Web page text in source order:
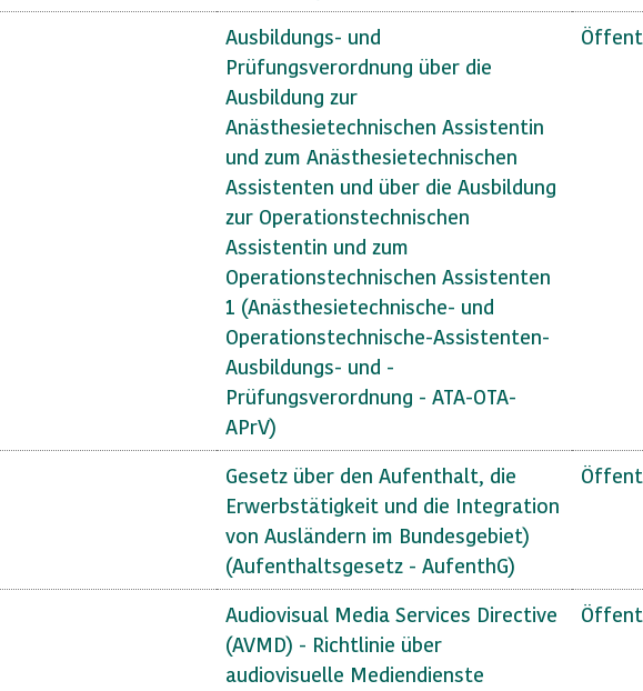
Ausbildungs- und
Prüfungsverordnung über die
Ausbildung zur
Anästhesietechnischen Assistentin
und zum Anästhesietechnischen
Assistenten und über die Ausbildung
zur Operationstechnischen
Assistentin und zum
Operationstechnischen Assistenten
1 (Anästhesietechnische- und
Operationstechnische-Assistenten-
Ausbildungs- und -
Prüfungsverordnung - ATA-OTA-
APrV)
Gesetz über den Aufenthalt, die
Erwerbstätigkeit und die Integration
von Ausländern im Bundesgebiet)
(Aufenthaltsgesetz - AufenthG)
Audiovisual Media Services Directive
(AVMD) - Richtlinie über
audiovisuelle Mediendienste